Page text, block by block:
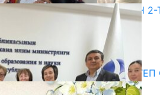
ЖОЖДОРГО КАБЫЛ АЛУУНУН 2-
20.07.2026
СУЗАКТА 750 ОРУНДУУ
ПАЙДАЛАНУУГА БЕРИЛЕТ